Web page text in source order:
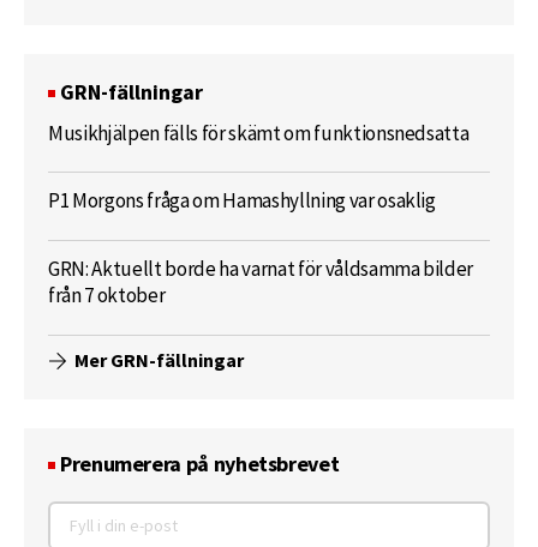
GRN-fällningar
Musikhjälpen fälls för skämt om funktionsnedsatta
P1 Morgons fråga om Hamashyllning var osaklig
GRN: Aktuellt borde ha varnat för våldsamma bilder
från 7 oktober
Mer GRN-fällningar
Prenumerera på nyhetsbrevet